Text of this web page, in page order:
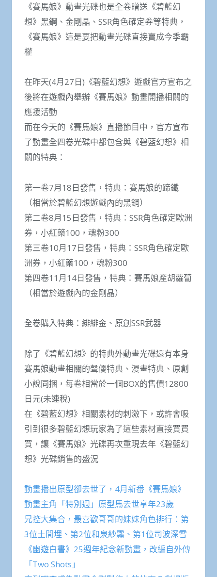
《賽馬娘》動畫光碟也是全卷贈送《碧藍幻
想》黑鋼、金剛晶、SSR角色確定券等特典，
《賽馬娘》這是要把動畫光碟直接賣成今季霸
權
在昨天(4月27日)《碧藍幻想》遊戲官方宣布之
後將在遊戲內舉辦《賽馬娘》動畫開播相關的
應援活動
而在今天的《賽馬娘》直播節目中，官方宣布
了動畫全四卷光碟中都包含與《碧藍幻想》相
關的特典：
第一卷7月18日發售，特典：賽馬娘的蹄鐵
（相當於碧藍幻想遊戲內的黑鋼）
第二卷8月15日發售，特典：SSR角色確定歐洲
券，小紅藥100，魂粉300
第三卷10月17日發售，特典：SSR角色確定歐
洲券，小紅藥100，魂粉300
第四卷11月14日發售，特典：賽馬娘產胡蘿蔔
（相當於遊戲內的金剛晶）
全卷購入特典：緋緋金、原創SSR武器
除了《碧藍幻想》的特典外動畫光碟還有本身
賽馬娘動畫相關的聲優特典、漫畫特典、原創
小說同捆，每卷相當於一個BOX的售價12800
日元(未連稅)
在《碧藍幻想》相關素材的刺激下，或許會吸
引到很多碧藍幻想玩家為了這些素材直接買買
買，讓《賽馬娘》光碟再次重現去年《碧藍幻
想》光碟銷售的盛況
動畫播出原型卻去世了，4月新番《賽馬娘》
動畫主角「特別週」原型馬去世享年23歲
兄控大集合，最喜歡哥哥的妹妹角色排行：第
3位土間埋、第2位和泉紗霧、第1位司波深雪
《幽遊白書》25週年紀念新動畫，改編自外傳
「Two Shots」